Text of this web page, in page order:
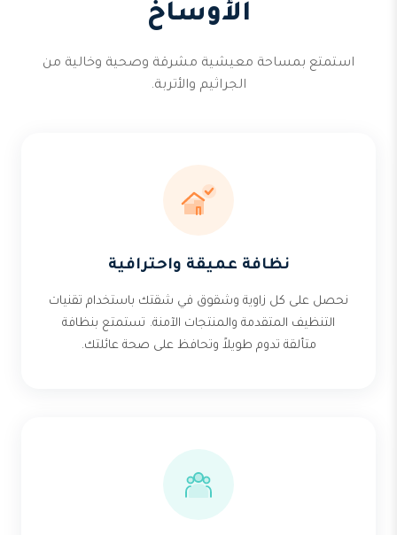
الأوساخ
استمتع بمساحة معيشية مشرقة وصحية وخالية من
الجراثيم والأتربة.
نظافة عميقة واحترافية
نحصل على كل زاوية وشقوق في شقتك باستخدام تقنيات
التنظيف المتقدمة والمنتجات الآمنة. تستمتع بنظافة
متألقة تدوم طويلاً وتحافظ على صحة عائلتك.